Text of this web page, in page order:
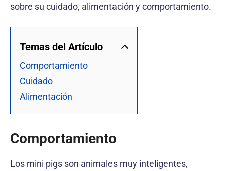
sobre su cuidado, alimentación y comportamiento.
Temas del Artículo
Comportamiento
Cuidado
Alimentación
Comportamiento
Los mini pigs son animales muy inteligentes,